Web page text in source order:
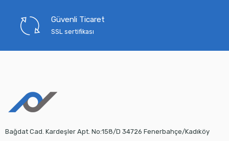
Güvenli Ticaret
SSL sertifikası
Bağdat Cad. Kardeşler Apt. No:158/D 34726 Fenerbahçe/Kadıköy